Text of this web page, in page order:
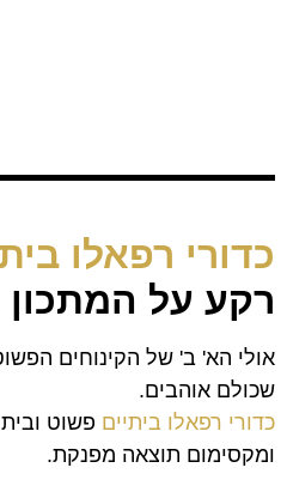
כדורי רפאלו
רקע על המתכון
אולי הא' ב' של הקינוחים
שכולם אוהבים.
כדורי רפאלו ביתיים פשוט
ומקסימום תוצאה מפנקת.